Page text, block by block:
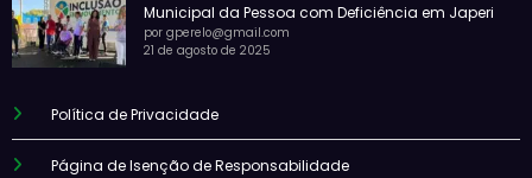
Municipal da Pessoa com Deficiência em Japeri
por gperelo@gmail.com
21 de agosto de 2025
Política de Privacidade
Página de Isenção de Responsabilidade